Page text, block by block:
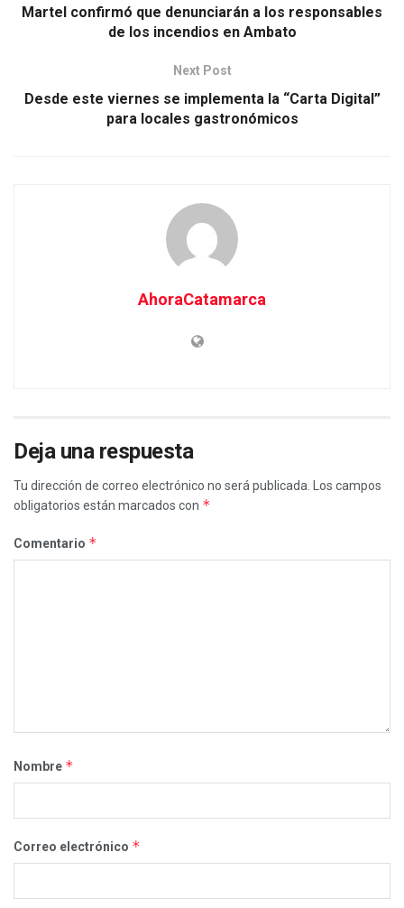
Martel confirmó que denunciarán a los responsables
de los incendios en Ambato
Next Post
Desde este viernes se implementa la “Carta Digital”
para locales gastronómicos
AhoraCatamarca
Deja una respuesta
Tu dirección de correo electrónico no será publicada. Los campos
obligatorios están marcados con *
Comentario *
Nombre *
Correo electrónico *